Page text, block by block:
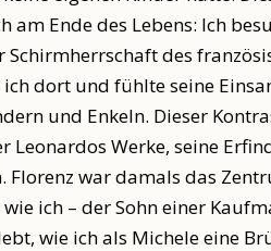
am Ende des Lebens: Ich
des
dort und fühlte seine
und Enkeln. Dieser
Leonardos Werke, seine
Florenz war damals das
ich – der Sohn einer
wie ich als Michele eine